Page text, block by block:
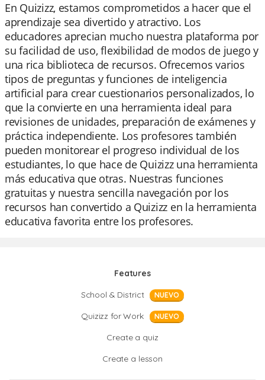
En Quizizz, estamos comprometidos a hacer que el
aprendizaje sea divertido y atractivo. Los
educadores aprecian mucho nuestra plataforma por
su facilidad de uso, flexibilidad de modos de juego y
una rica biblioteca de recursos. Ofrecemos varios
tipos de preguntas y funciones de inteligencia
artificial para crear cuestionarios personalizados, lo
que la convierte en una herramienta ideal para
revisiones de unidades, preparación de exámenes y
práctica independiente. Los profesores también
pueden monitorear el progreso individual de los
estudiantes, lo que hace de Quizizz una herramienta
más educativa que otras. Nuestras funciones
gratuitas y nuestra sencilla navegación por los
recursos han convertido a Quizizz en la herramienta
educativa favorita entre los profesores.
Features
School & District
NUEVO
Quizizz for Work NUEVO
Create a quiz
Create a lesson